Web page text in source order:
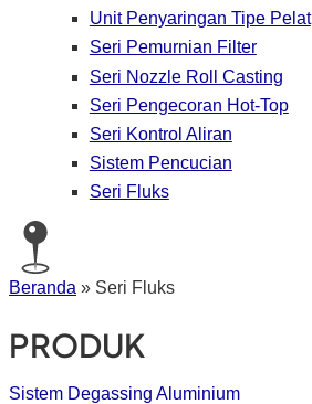
Unit Penyaringan Tipe Pelat
Seri Pemurnian Filter
Seri Nozzle Roll Casting
Seri Pengecoran Hot-Top
Seri Kontrol Aliran
Sistem Pencucian
Seri Fluks
Beranda » Seri Fluks
PRODUK
Sistem Degassing Aluminium